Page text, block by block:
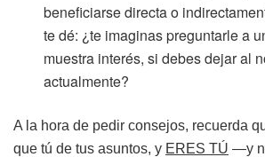
beneficiarse directa o
te dé: ¿te imaginas preguntarle a
muestra interés, si debes dejar al
actualmente?
A la hora de pedir consejos, recuerda
que tú de tus asuntos, y ERES TÚ —y